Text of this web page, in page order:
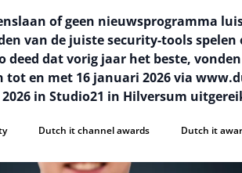
of geen nieuwsprogramma
van de juiste security-tools
deed dat vorig jaar het beste,
tot en met 16 januari 2026 via
in Studio21 in Hilversum
Dutch it channel awards Dutch it